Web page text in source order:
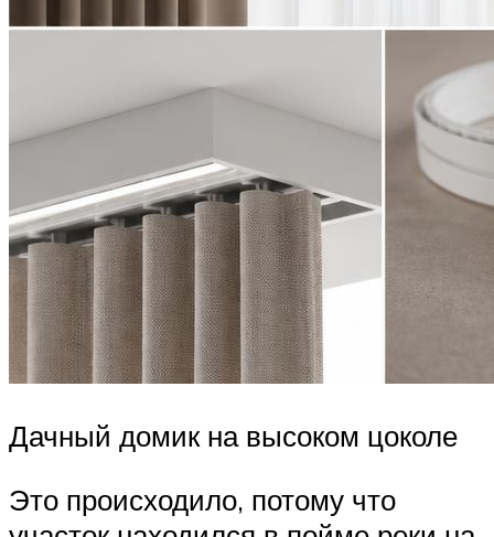
Дачный домик на высоком цоколе
Это происходило, потому что